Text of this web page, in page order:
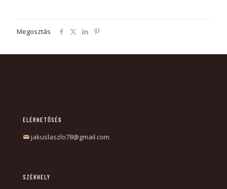
Megosztás
ELÉRHETŐSÉG
jakuslaszlo78@gmail.com
SZÉKHELY